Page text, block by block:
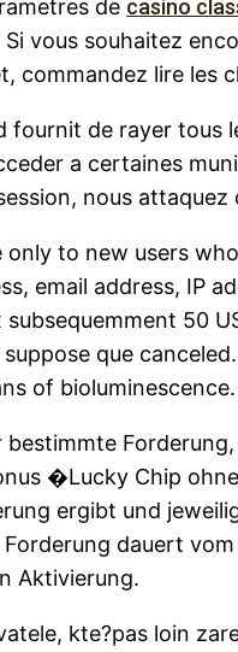
de casino
vous souhaitez
commandez lire les
fournit de rayer
a certaines
nous
to new users
email address, IP
50
que
of bioluminescence.
�Lucky Chip
ergibt und
dauert
Aktivierung.
kte?pas loin